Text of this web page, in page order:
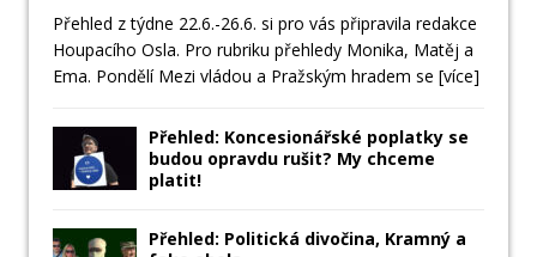
Přehled z týdne 22.6.-26.6. si pro vás připravila redakce
Houpacího Osla. Pro rubriku přehledy Monika, Matěj a
Ema. Pondělí Mezi vládou a Pražským hradem se [více]
Přehled: Koncesionářské poplatky se
budou opravdu rušit? My chceme
platit!
Přehled: Politická divočina, Kramný a